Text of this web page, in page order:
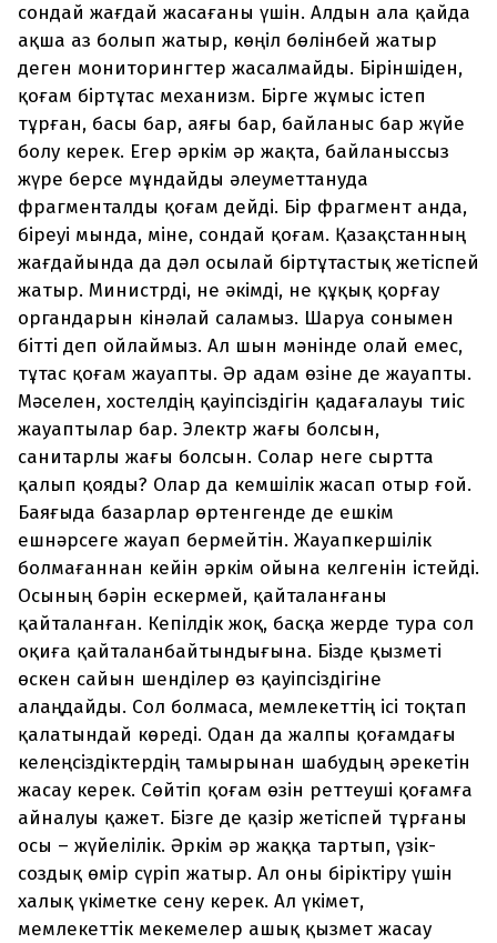
сондай жағдай жасағаны үшін. Алдын ала қайда
ақша аз болып жатыр, көңіл бөлінбей жатыр
деген мониторингтер жасалмайды. Біріншіден,
қоғам біртұтас механизм. Бірге жұмыс істеп
тұрған, басы бар, аяғы бар, байланыс бар жүйе
болу керек. Егер әркім әр жақта, байланыссыз
жүре берсе мұндайды әлеуметтануда
фрагменталды қоғам дейді. Бір фрагмент анда,
біреуі мында, міне, сондай қоғам. Қазақстанның
жағдайында да дәл осылай біртұтастық жетіспей
жатыр. Министрді, не әкімді, не құқық қорғау
органдарын кінәлай саламыз. Шаруа сонымен
бітті деп ойлаймыз. Ал шын мәнінде олай емес,
тұтас қоғам жауапты. Әр адам өзіне де жауапты.
Мәселен, хостелдің қауіпсіздігін қадағалауы тиіс
жауаптылар бар. Электр жағы болсын,
санитарлы жағы болсын. Солар неге сыртта
қалып қояды? Олар да кемшілік жасап отыр ғой.
Баяғыда базарлар өртенгенде де ешкім
ешнәрсеге жауап бермейтін. Жауапкершілік
болмағаннан кейін әркім ойына келгенін істейді.
Осының бәрін ескермей, қайталанғаны
қайталанған. Кепілдік жоқ, басқа жерде тура сол
оқиға қайталанбайтындығына. Бізде қызметі
өскен сайын шенділер өз қауіпсіздігіне
алаңдайды. Сол болмаса, мемлекеттің ісі тоқтап
қалатындай көреді. Одан да жалпы қоғамдағы
келеңсіздіктердің тамырынан шабудың әрекетін
жасау керек. Сөйтіп қоғам өзін реттеуші қоғамға
айналуы қажет. Бізге де қазір жетіспей тұрғаны
осы – жүйелілік. Әркім әр жаққа тартып, үзік-
создық өмір сүріп жатыр. Ал оны біріктіру үшін
халық үкіметке сену керек. Ал үкімет,
мемлекеттік мекемелер ашық қызмет жасау